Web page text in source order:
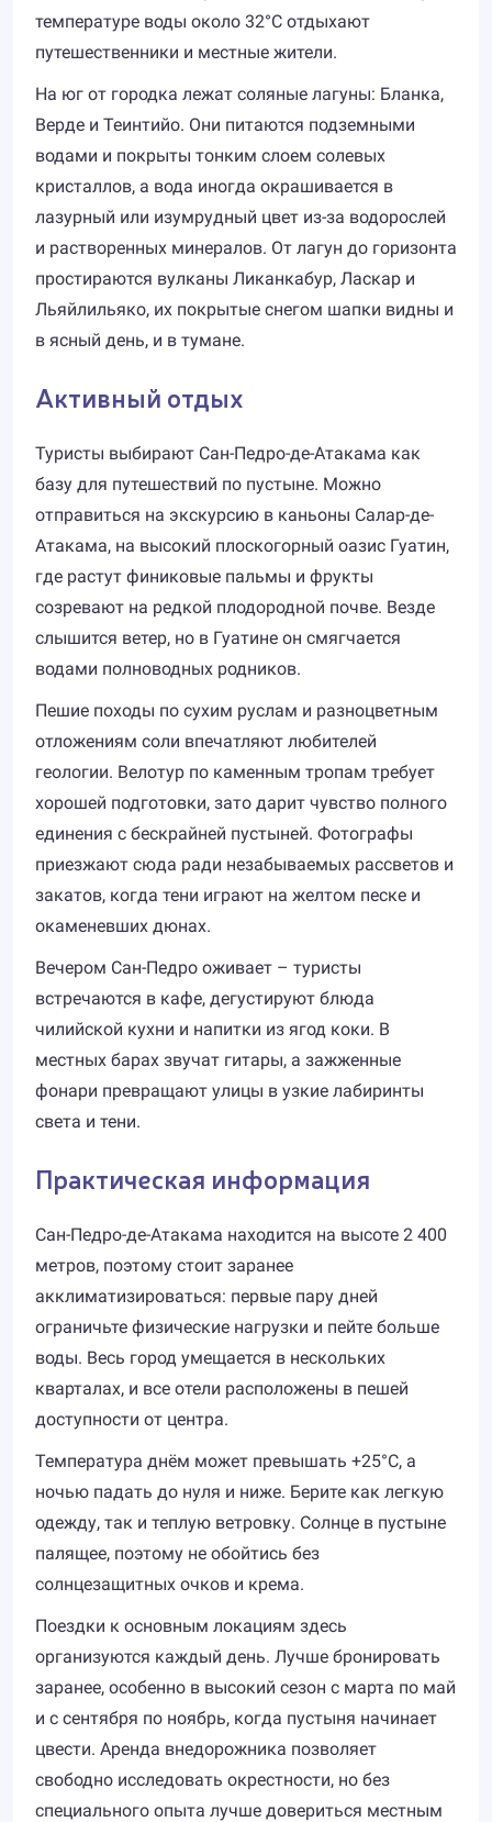
температуре воды около 32°C отдыхают
путешественники и местные жители.
На юг от городка лежат соляные лагуны: Бланка,
Верде и Теинтийо. Они питаются подземными
водами и покрыты тонким слоем солевых
кристаллов, а вода иногда окрашивается в
лазурный или изумрудный цвет из-за водорослей
и растворенных минералов. От лагун до горизонта
простираются вулканы Ликанкабур, Ласкар и
Льяйлильяко, их покрытые снегом шапки видны и
в ясный день, и в тумане.
Активный отдых
Туристы выбирают Сан-Педро-де-Атакама как
базу для путешествий по пустыне. Можно
отправиться на экскурсию в каньоны Салар-де-
Атакама, на высокий плоскогорный оазис Гуатин,
где растут финиковые пальмы и фрукты
созревают на редкой плодородной почве. Везде
слышится ветер, но в Гуатине он смягчается
водами полноводных родников.
Пешие походы по сухим руслам и разноцветным
отложениям соли впечатляют любителей
геологии. Велотур по каменным тропам требует
хорошей подготовки, зато дарит чувство полного
единения с бескрайней пустыней. Фотографы
приезжают сюда ради незабываемых рассветов и
закатов, когда тени играют на желтом песке и
окаменевших дюнах.
Вечером Сан-Педро оживает – туристы
встречаются в кафе, дегустируют блюда
чилийской кухни и напитки из ягод коки. В
местных барах звучат гитары, а зажженные
фонари превращают улицы в узкие лабиринты
света и тени.
Практическая информация
Сан-Педро-де-Атакама находится на высоте 2 400
метров, поэтому стоит заранее
акклиматизироваться: первые пару дней
ограничьте физические нагрузки и пейте больше
воды. Весь город умещается в нескольких
кварталах, и все отели расположены в пешей
доступности от центра.
Температура днём может превышать +25°C, а
ночью падать до нуля и ниже. Берите как легкую
одежду, так и теплую ветровку. Солнце в пустыне
палящее, поэтому не обойтись без
солнцезащитных очков и крема.
Поездки к основным локациям здесь
организуются каждый день. Лучше бронировать
заранее, особенно в высокий сезон с марта по май
и с сентября по ноябрь, когда пустыня начинает
цвести. Аренда внедорожника позволяет
свободно исследовать окрестности, но без
специального опыта лучше довериться местным